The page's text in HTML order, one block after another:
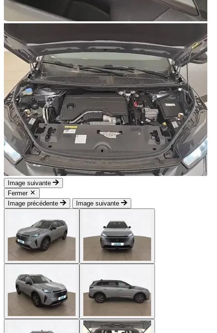
Image suivante
Fermer
Image précédente
Image suivante